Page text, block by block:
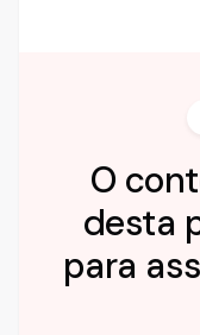
O
desta
para